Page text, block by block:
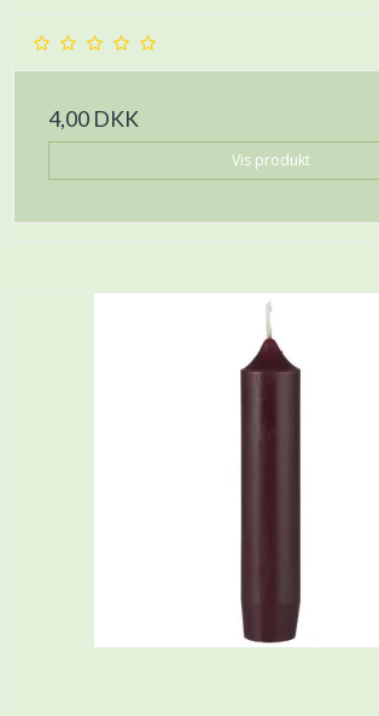
4,00 DKK
Vis produkt